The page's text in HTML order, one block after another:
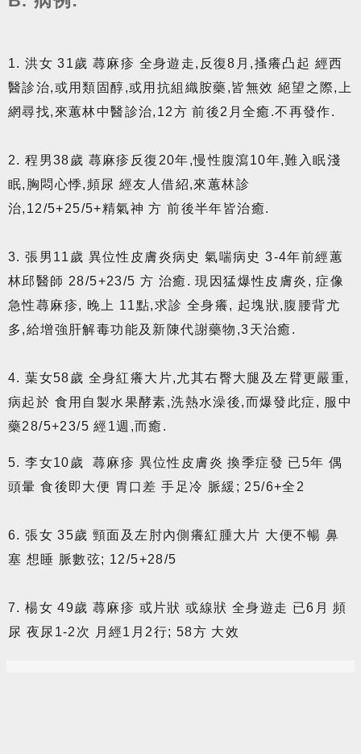
1. 洪女 31歲 蕁麻疹 全身遊走,反復8月,搔癢凸起 經西
醫診治,或用類固醇,或用抗組織胺藥,皆無效 絕望之際,上
網尋找,來蕙林中醫診治,12方 前後2月全癒.不再發作.
2. 程男38歲 蕁麻疹反復20年,慢性腹瀉10年,難入眠淺
眠,胸悶心悸,頻尿 經友人借紹,來蕙林診
治,12/5+25/5+精氣神 方 前後半年皆治癒.
3. 張男11歲 異位性皮膚炎病史 氣喘病史 3-4年前經蕙
林邱醫師 28/5+23/5 方 治癒. 現因猛爆性皮膚炎, 症像
急性蕁麻疹, 晚上 11點,求診 全身癢, 起塊狀,腹腰背尤
多,給增強肝解毒功能及新陳代謝藥物,3天治癒.
4. 葉女58歲 全身紅癢大片,尤其右臀大腿及左臂更嚴重,
病起於 食用自製水果酵素,洗熱水澡後,而爆發此症, 服中
藥28/5+23/5 經1週,而癒.
5. 李女10歲 蕁麻疹 異位性皮膚炎 換季症發 已5年 偶
頭暈 食後即大便 胃口差 手足冷 脈緩; 25/6+全2
6. 張女 35歲 頸面及左肘內側癢紅腫大片 大便不暢 鼻
塞 想睡 脈數弦; 12/5+28/5
7. 楊女 49歲 蕁麻疹 或片狀 或線狀 全身遊走 已6月 頻
尿 夜尿1-2次 月經1月2行; 58方 大效